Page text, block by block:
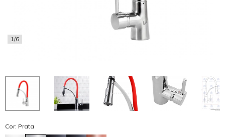
1/6
Cor: Prata